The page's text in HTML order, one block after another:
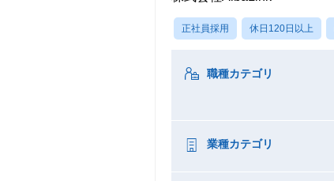
正社員採用 休日120日以上
職種カテゴリ
業種カテゴリ